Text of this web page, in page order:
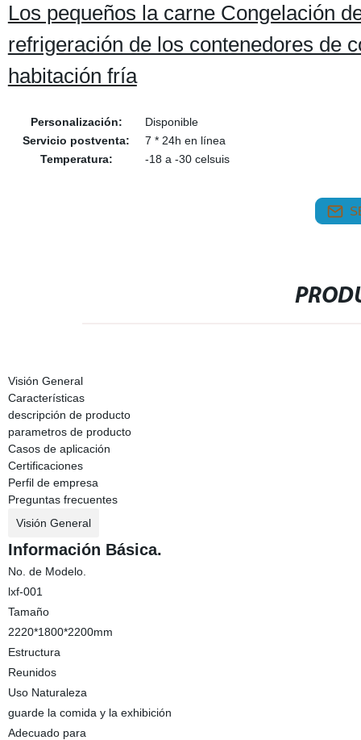
Los pequeños la carne Congelación
refrigeración de los contenedores de
habitación fría
Personalización:
Disponible
Servicio postventa:
7 * 24h en línea
Temperatura:
-18 a -30 celsuis
Visión General
Características
descripción de producto
parametros de producto
Casos de aplicación
Certificaciones
Perfil de empresa
Preguntas frecuentes
Visión General
Información Básica.
No. de Modelo.
lxf-001
Tamaño
2220*1800*2200mm
Estructura
Reunidos
Uso Naturaleza
guarde la comida y la exhibición
Adecuado para